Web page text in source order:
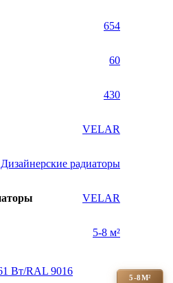
654
60
430
VELAR
Дизайнерские радиаторы
VELAR
5-8 м²
5-8М²